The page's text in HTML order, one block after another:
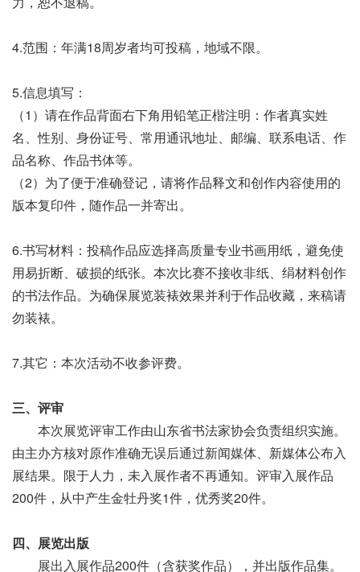
4.范围：年满18周岁者均可投稿，地域不限。
5.信息填写：
（1）请在作品背面右下角用铅笔正楷注明：作者真实姓
名、性别、身份证号、常用通讯地址、邮编、联系电话、作
品名称、作品书体等。
（2）为了便于准确登记，请将作品释文和创作内容使用的
版本复印件，随作品一并寄出。
6.书写材料：投稿作品应选择高质量专业书画用纸，避免使
用易折断、破损的纸张。本次比赛不接收非纸、绢材料创作
的书法作品。为确保展览装裱效果并利于作品收藏，来稿请
勿装裱。
7.其它：本次活动不收参评费。
三、评审
本次展览评审工作由山东省书法家协会负责组织实施。
由主办方核对原作准确无误后通过新闻媒体、新媒体公布入
展结果。限于人力，未入展作者不再通知。评审入展作品
200件，从中产生金牡丹奖1件，优秀奖20件。
四、展览出版
展出入展作品200件（含获奖作品），并出版作品集。